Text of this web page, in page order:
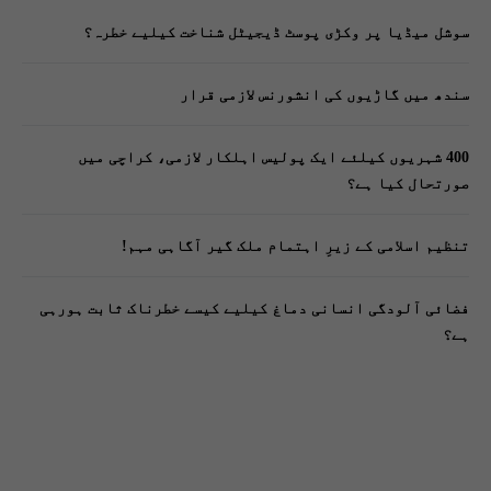
سوشل میڈیا پر وکڑی پوسٹ ڈیجیٹل شناخت کیلیے خطرہ؟
سندھ میں گاڑیوں کی انشورنس لازمی قرار
400 شہریوں کیلئے ایک پولیس اہلکار لازمی، کراچی میں
صورتحال کیا ہے؟
تنظیم اسلامی کے زیرِ اہتمام ملک گیر آگاہی مہم!
فضائی آلودگی انسانی دماغ کیلیے کیسے خطرناک ثابت ہورہی
ہے؟